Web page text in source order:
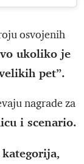
osvojenih
ukoliko je
pet”.
nagrade za
i scenario.